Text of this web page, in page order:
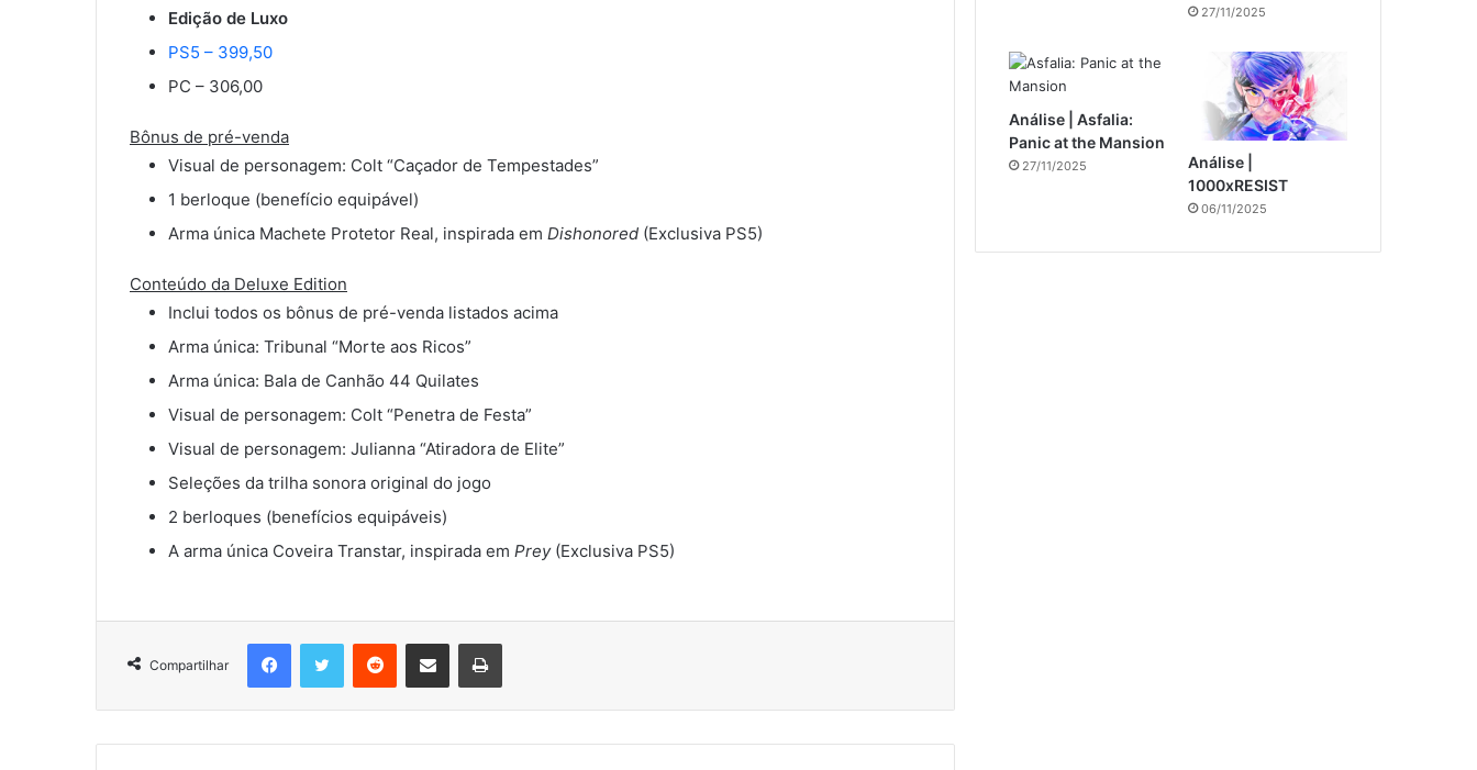
Edição de Luxo
PS5 – 399,50
PC – 306,00
Bônus de pré-venda
Visual de personagem: Colt “Caçador de Tempestades”
1 berloque (benefício equipável)
Arma única Machete Protetor Real, inspirada em Dishonored (Exclusiva PS5)
Conteúdo da Deluxe Edition
Inclui todos os bônus de pré-venda listados acima
Arma única: Tribunal “Morte aos Ricos”
Arma única: Bala de Canhão 44 Quilates
Visual de personagem: Colt “Penetra de Festa”
Visual de personagem: Julianna “Atiradora de Elite”
Seleções da trilha sonora original do jogo
2 berloques (benefícios equipáveis)
A arma única Coveira Transtar, inspirada em Prey(Exclusiva PS5)
Compartilhar
27/11/2025
Análise | Asfalia:
Panic at the Mansion
27/11/2025
Análise |
1000xRESIST
06/11/2025